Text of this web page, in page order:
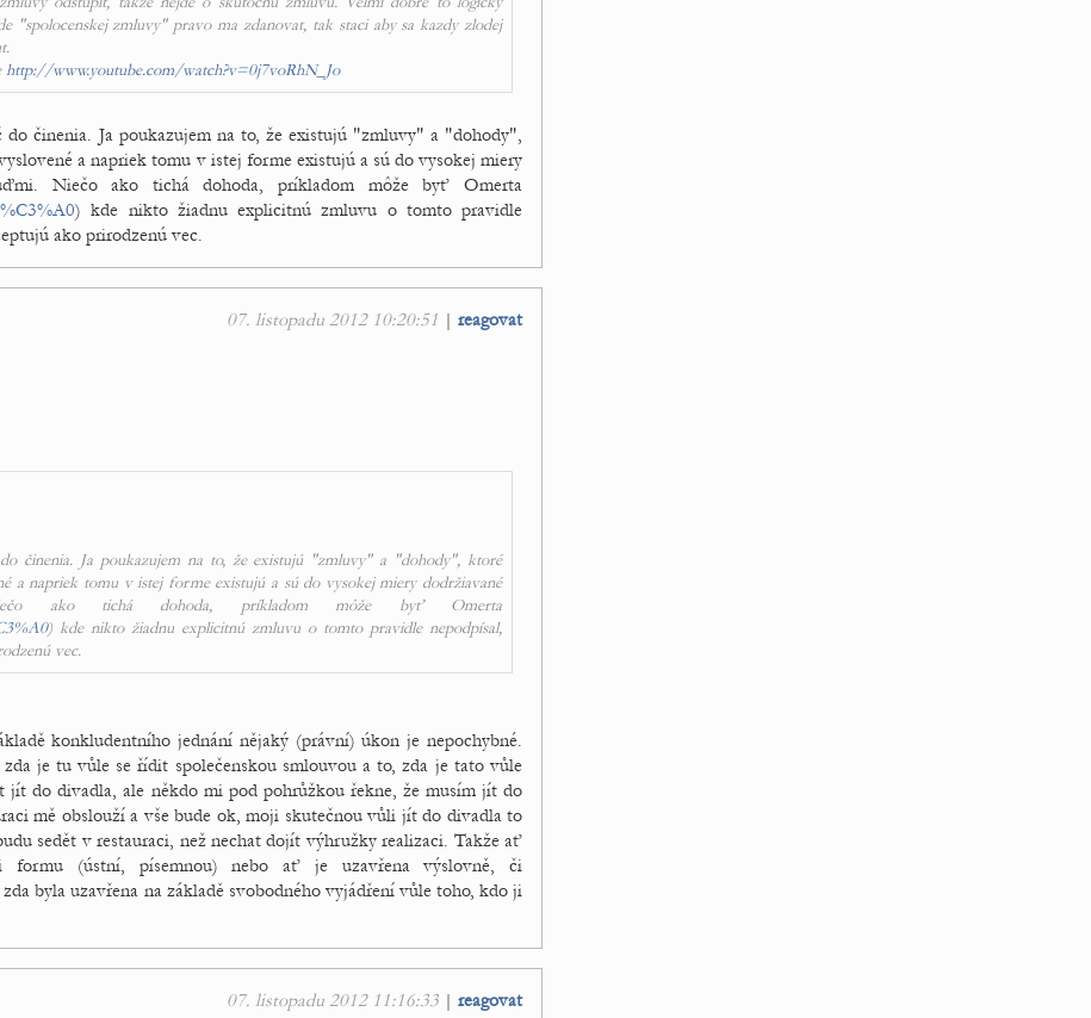
"spolocenskej zmluvy" pravo ma zdanovat, tak staci aby sa kazdy zlodej
http://www.youtube.com/watch?v=0j7voRhN_Jo
činenia. Ja poukazujem na to, že existujú "zmluvy" a "dohody",
a napriek tomu v istej forme existujú a sú do vysokej miery
Niečo ako tichá dohoda, príkladom môže byť Omerta
) kde nikto žiadnu explicitnú zmluvu o tomto pravidle
ako prirodzenú vec.
07. listopadu 2012 10:20:51 | reagovat
činenia. Ja poukazujem na to, že existujú "zmluvy" a "dohody", ktoré
a napriek tomu v istej forme existujú a sú do vysokej miery dodržiavané
ako tichá dohoda, príkladom môže byť Omerta
) kde nikto žiadnu explicitnú zmluvu o tomto pravidle nepodpísal,
vec.
konkludentního jednání nějaký (právní) úkon je nepochybné.
je tu vůle se řídit společenskou smlouvou a to, zda je tato vůle
do divadla, ale někdo mi pod pohrůžkou řekne, že musím jít do
mě obslouží a vše bude ok, moji skutečnou vůli jít do divadla to
sedět v restauraci, než nechat dojít výhružky realizaci. Takže ať
formu (ústní, písemnou) nebo ať je uzavřena výslovně, či
byla uzavřena na základě svobodného vyjádření vůle toho, kdo ji
07. listopadu 2012 11:16:33 | reagovat